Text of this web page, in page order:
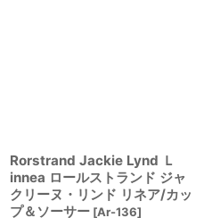
Rorstrand Jackie Lynd Ｌ
innea ロールストランド ジャ
クリーヌ・リンド リネア/カッ
プ＆ソーサー [Ar-136]